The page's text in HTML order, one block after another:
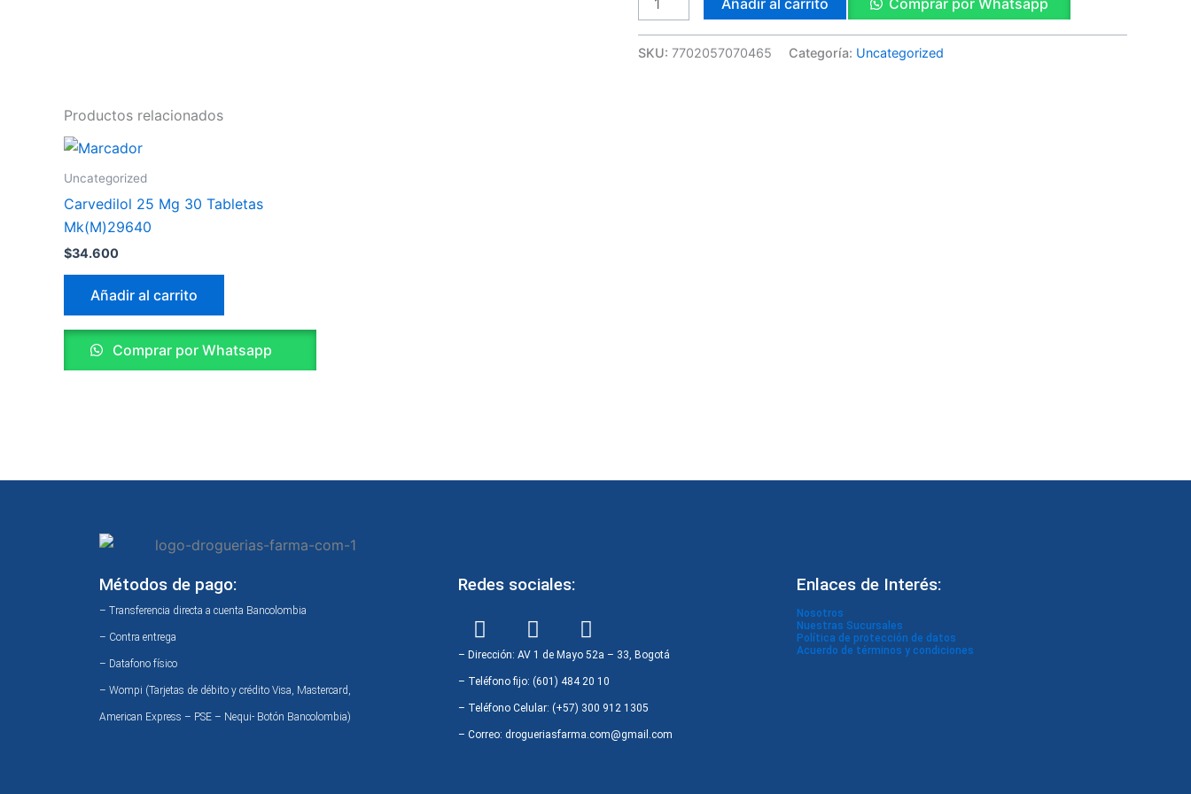
SKU: 7702057070465 Categoría: Uncategorized
Productos relacionados
Uncategorized
Carvedilol 25 Mg 30 Tabletas
Mk(M)29640
$34.600
Añadir al carrito
Comprar por Whatsapp
Métodos de pago:
– Transferencia directa a cuenta Bancolombia
– Contra entrega
– Datafono físico
– Wompi (Tarjetas de débito y crédito Visa, Mastercard,
American Express – PSE – Nequi- Botón Bancolombia)
Redes sociales:
F
a
c
e
b
o
I
n
s
t
a
g
W
h
a
t
s
a
– Dirección: AV 1 de Mayo 52a – 33, Bogotá
– Teléfono fijo: (601) 484 20 10
– Teléfono Celular: (+57) 300 912 1305
– Correo: drogueriasfarma.com@gmail.com
Enlaces de Interés:
Nosotros
Nuestras Sucursales
Política de protección de datos
Acuerdo de términos y condiciones